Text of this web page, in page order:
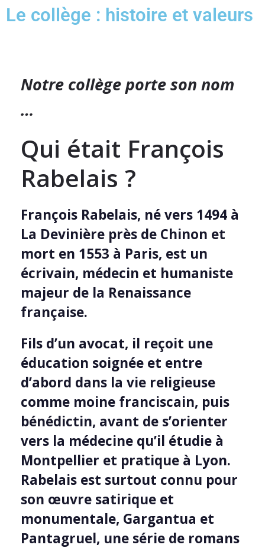
Le collège : histoire et valeurs
Notre collège porte son nom
…
Qui était François
Rabelais ?
François Rabelais, né vers 1494 à
La Devinière près de Chinon et
mort en 1553 à Paris, est un
écrivain, médecin et humaniste
majeur de la Renaissance
française.
Fils d’un avocat, il reçoit une
éducation soignée et entre
d’abord dans la vie religieuse
comme moine franciscain, puis
bénédictin, avant de s’orienter
vers la médecine qu’il étudie à
Montpellier et pratique à Lyon.
Rabelais est surtout connu pour
son œuvre satirique et
monumentale, Gargantua et
Pantagruel, une série de romans